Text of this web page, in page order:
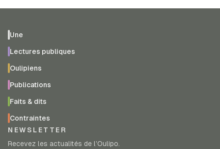
Une
Lectures publiques
Oulipiens
Publications
Faits & dits
Contraintes
NEWSLETTER
Recevez les actualités de l’Oulipo.